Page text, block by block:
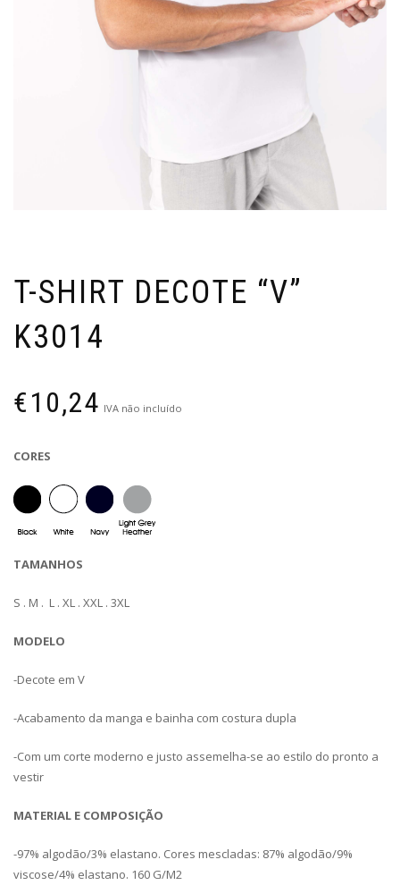
T-SHIRT DECOTE “V”
K3014
€10,24 IVA não incluído
CORES
TAMANHOS
S . M . L . XL . XXL . 3XL
MODELO
-Decote em V
-Acabamento da manga e bainha com costura dupla
-Com um corte moderno e justo assemelha-se ao estilo do pronto a
vestir
MATERIAL E COMPOSIÇÃO
-97% algodão/3% elastano. Cores mescladas: 87% algodão/9%
viscose/4% elastano. 160 G/M2